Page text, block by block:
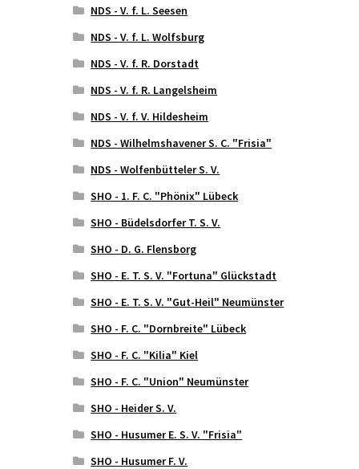
NDS - V. f. L. Seesen
NDS - V. f. L. Wolfsburg
NDS - V. f. R. Dorstadt
NDS - V. f. R. Langelsheim
NDS - V. f. V. Hildesheim
NDS - Wilhelmshavener S. C. "Frisia"
NDS - Wolfenbütteler S. V.
SHO - 1. F. C. "Phönix" Lübeck
SHO - Büdelsdorfer T. S. V.
SHO - D. G. Flensborg
SHO - E. T. S. V. "Fortuna" Glückstadt
SHO - E. T. S. V. "Gut-Heil" Neumünster
SHO - F. C. "Dornbreite" Lübeck
SHO - F. C. "Kilia" Kiel
SHO - F. C. "Union" Neumünster
SHO - Heider S. V.
SHO - Husumer E. S. V. "Frisia"
SHO - Husumer F. V.